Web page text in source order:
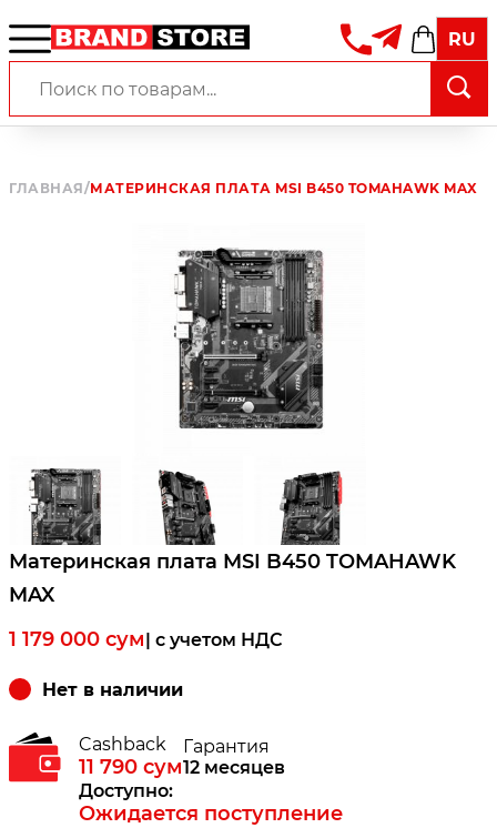
RU
ГЛАВНАЯ/МАТЕРИНСКАЯ ПЛАТА MSI B450 TOMAHAWK MAX
Материнская плата MSI B450 TOMAHAWK
MAX
1 179 000 сум| c учетом НДС
Нет в наличии
Cashback
11 790 сум
Гарантия
12 месяцев
Доступно:
Ожидается поступление